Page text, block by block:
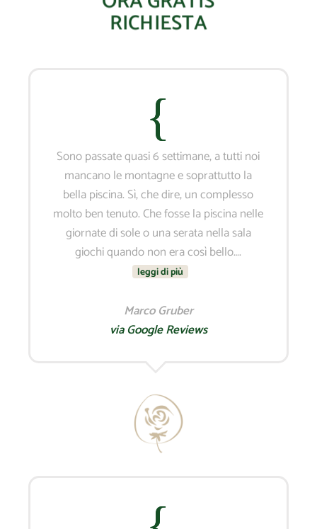
RICHIESTA
Sono passate quasi 6 settimane, a tutti noi
mancano le montagne e soprattutto la
bella piscina. Sì, che dire, un complesso
molto ben tenuto. Che fosse la piscina nelle
giornate di sole o una serata nella sala
giochi quando non era così bello….
leggi di più
Marco Gruber
via Google Reviews